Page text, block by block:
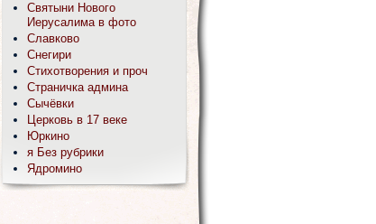
Святыни Нового
Иерусалима в фото
Славково
Снегири
Стихотворения и проч
Страничка админа
Сычёвки
Церковь в 17 веке
Юркино
я Без рубрики
Ядромино